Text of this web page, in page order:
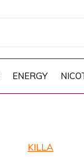
ENERGY
KILLA